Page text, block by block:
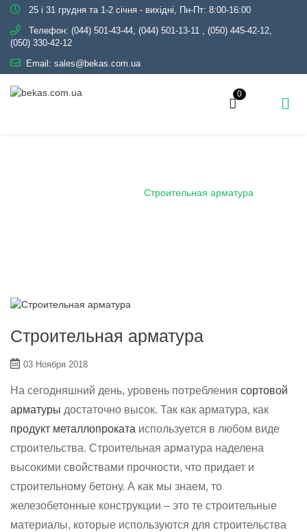
25 і 31 грудня та 1-2 січня - вихідні, Пн-Пт: 8:00-16:00
Телефон: (044) 501-43-44, (044) 501-13-11 , (050) 445-42-12,
(050) 330-42-12
Email: sales@bekas.com.ua
0
Строительная арматура
Строительная арматура
03 Ноября 2018
На сегодняшний день, уровень потребления сортовой
арматуры достаточно высок. Так как арматура, как
продукт металлопроката используется в любом виде
строительства. Строительная арматура наделена
высокими свойствами прочности, что придает и
строительному бетону. А как мы знаем, то
железобетонные конструкции – это те строительные
материалы, которые используются для строительства